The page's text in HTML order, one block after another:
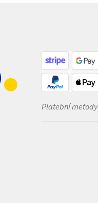
Platební metody